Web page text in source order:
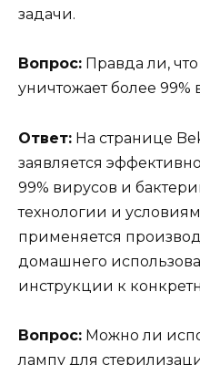
задачи.
Вопрос: Правда ли,
уничтожает более 99%
Ответ: На странице
заявляется
99% вирусов и
технологии и
применяется
домашнего
инструкции к
Вопрос: Можно ли
лампу для